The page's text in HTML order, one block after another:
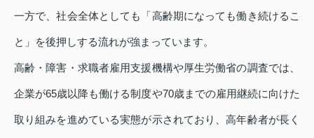
一方で、社会全体としても「高齢期になっても働き続けるこ
と」を後押しする流れが強まっています。
高齢・障害・求職者雇用支援機構や厚生労働省の調査では、
企業が65歳以降も働ける制度や70歳までの雇用継続に向けた
取り組みを進めている実態が示されており、高年齢者が長く